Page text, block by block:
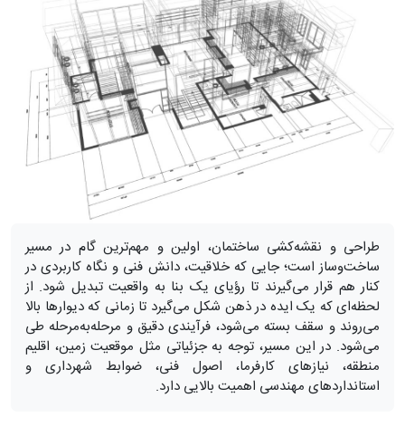
طراحی و نقشه‌کشی ساختمان، اولین و مهم‌ترین گام در مسیر
ساخت‌وساز است؛ جایی که خلاقیت، دانش فنی و نگاه کاربردی در
کنار هم قرار می‌گیرند تا رؤیای یک بنا به واقعیت تبدیل شود. از
لحظه‌ای که یک ایده در ذهن شکل می‌گیرد تا زمانی که دیوارها بالا
می‌روند و سقف بسته می‌شود، فرآیندی دقیق و مرحله‌به‌مرحله طی
می‌شود. در این مسیر، توجه به جزئیاتی مثل موقعیت زمین، اقلیم
منطقه، نیازهای کارفرما، اصول فنی، ضوابط شهرداری و
استانداردهای مهندسی اهمیت بالایی دارد.